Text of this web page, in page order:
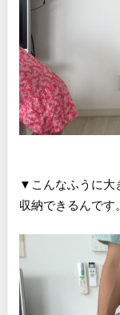
▼こんなふうに大
収納できるんです。